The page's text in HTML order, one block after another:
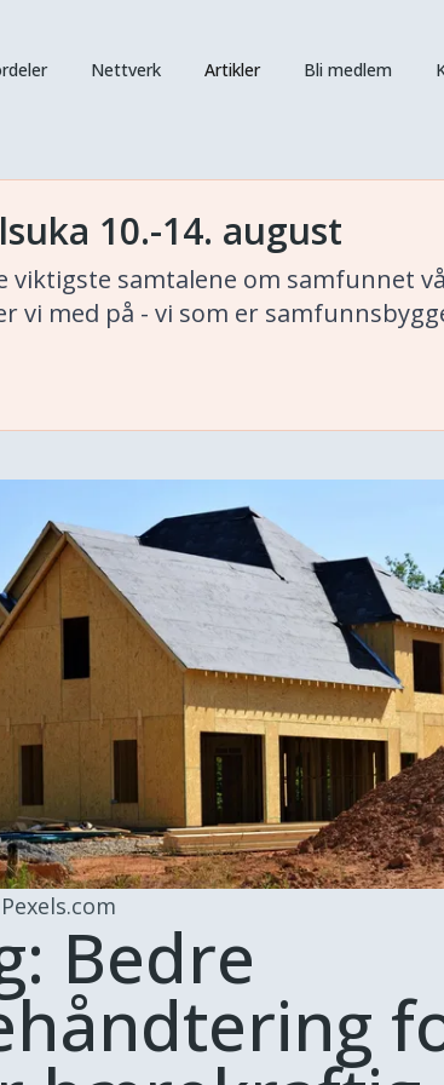
Nettverk Artikler Bli medlem
10.-14. august
viktigste samtalene om samfunnet
vi med på - vi som er
Bedre